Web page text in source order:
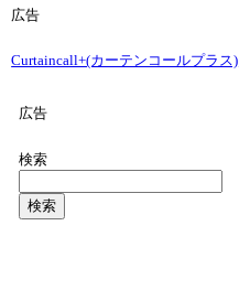
広告
Curtaincall+(カーテンコールプラス)
広告
検索
検索